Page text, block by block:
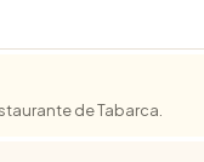
de Tabarca.